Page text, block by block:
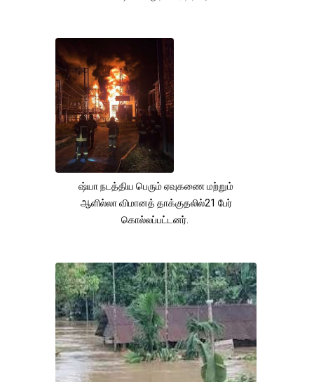
ஷ்யா நடத்திய பெரும் ஏவுகணை மற்றும்
ஆளில்லா விமானத் தாக்குதலில்21 பேர்
கொல்லப்பட்டனர்.